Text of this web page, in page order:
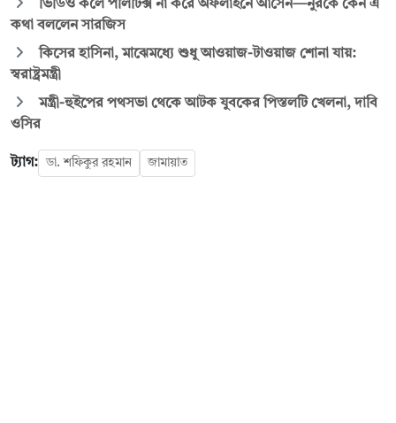
ভিডিও কলে পলিটিক্স না করে অফলাইনে আসেন—নুরকে কেন এ
কথা বললেন সারজিস
কিসের হাসিনা, মাঝেমধ্যে শুধু আওয়াজ-টাওয়াজ শোনা যায়:
স্বরাষ্ট্রমন্ত্রী
মন্ত্রী-হুইপের পথসভা থেকে আটক যুবকের পিস্তলটি খেলনা, দাবি
ওসির
ট্যাগ: ডা. শফিকুর রহমান জামায়াত